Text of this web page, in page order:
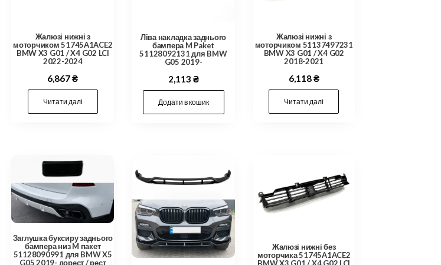
Жалюзі нижні з
моторчиком 51745A1ACE2
BMW X3 G01 / X4 G02 LCI
2022-2024
6,867₴
Читати далі
Ліва накладка заднього
бампера M Paket
51128092131 для BMW
G05 2019-
2,113 ₴
Додати в кошик
Жалюзі нижні з
моторчиком 51137497231
BMW X3 G01 / X4 G02
2018-2021
6,118₴
Читати далі
Заглушка буксиру заднього
бампера низ M пакет
51128090991 для BMW X5
G05 2019- дорест / рест
Жалюзі нижні без
моторчика 51745A1ACE2